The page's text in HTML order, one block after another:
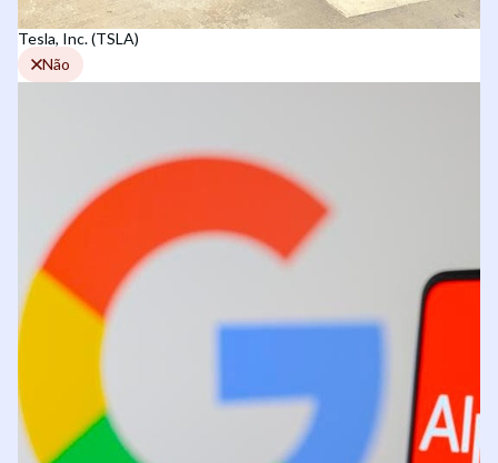
Tesla, Inc. (TSLA)
Não